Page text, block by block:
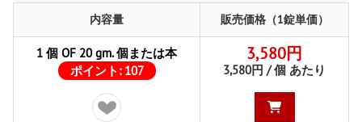
内容量 販売価格（1錠単価）
1 個 OF 20 gm. 個または本
ポイント: 107
3,580円
3,580円 / 個 あたり